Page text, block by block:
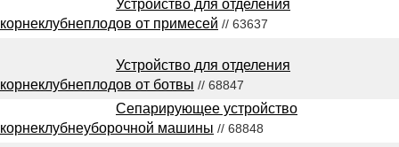
Устройство для отделения
корнеклубнеплодов от примесей // 63637
Устройство для отделения
корнеклубнеплодов от ботвы // 68847
Сепарирующее устройство
корнеклубнеуборочной машины // 68848